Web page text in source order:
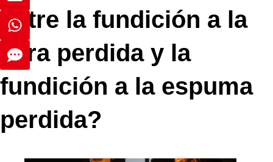
entre la fundición a la
cera perdida y la
fundición a la espuma
perdida?